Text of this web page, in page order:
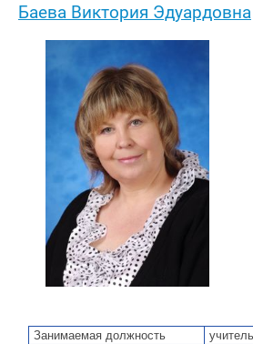
Баева Виктория Эдуардовна
Занимаемая должность